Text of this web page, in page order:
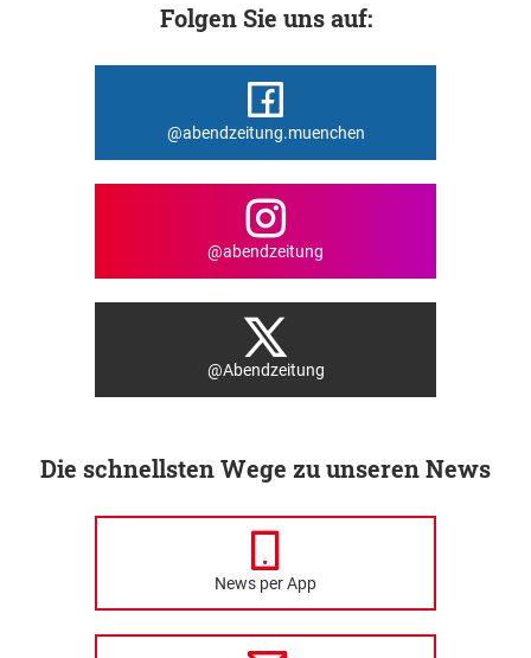
Folgen Sie uns auf:
@abendzeitung.muenchen
@abendzeitung
@Abendzeitung
Die schnellsten Wege zu unseren News
News per App